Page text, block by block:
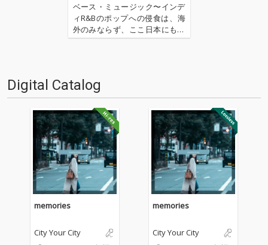
マエストロ
ベース・ミュージック〜インデ
ィR&Bのポップへの侵食は、海
外のみならず、ここ日本にもさ
まざまなレベルで行われてい
えるだろう。TPSOUNDによる
クールなエ…
Digital Catalog
memories
City Your City
memories
City Your City